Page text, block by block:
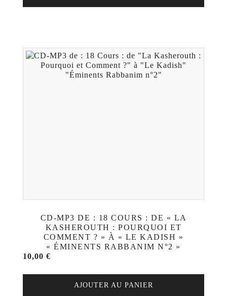
CD-MP3 DE : 18 COURS : DE « LA
KASHEROUTH : POURQUOI ET
COMMENT ? » À « LE KADISH »
« ÉMINENTS RABBANIM N°2 »
10,00 €
AJOUTER AU PANIER